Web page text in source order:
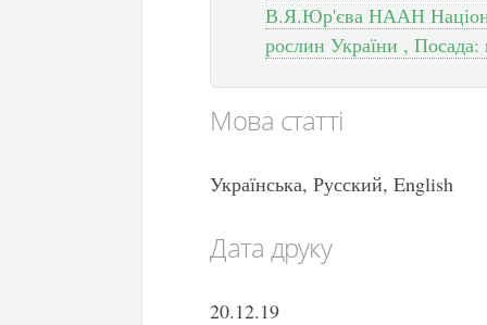
В.Я.Юр'єва НААН
рослин України , Посада:
Мова статті
Українська, Русский, English
Дата друку
20.12.19